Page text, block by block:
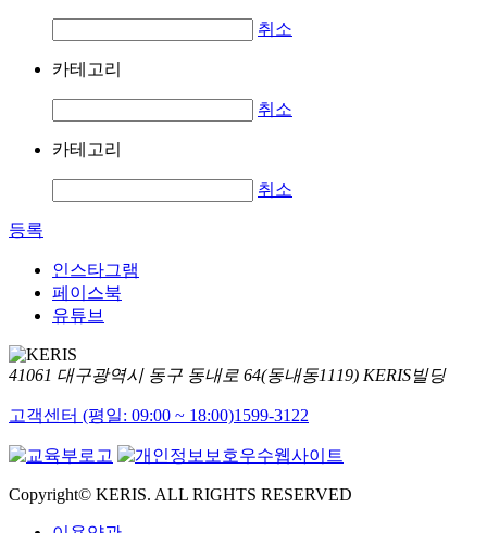
취소
카테고리
취소
카테고리
취소
등록
인스타그램
페이스북
유튜브
41061 대구광역시 동구 동내로 64(동내동1119) KERIS빌딩
고객센터 (평일: 09:00 ~ 18:00)1599-3122
Copyright© KERIS. ALL RIGHTS RESERVED